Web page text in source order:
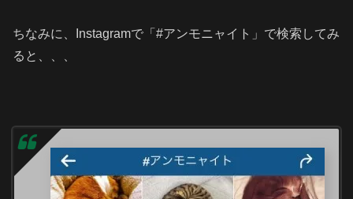
ちなみに、Instagramで「#アンモニャイト」で検索してみ
ると、、、